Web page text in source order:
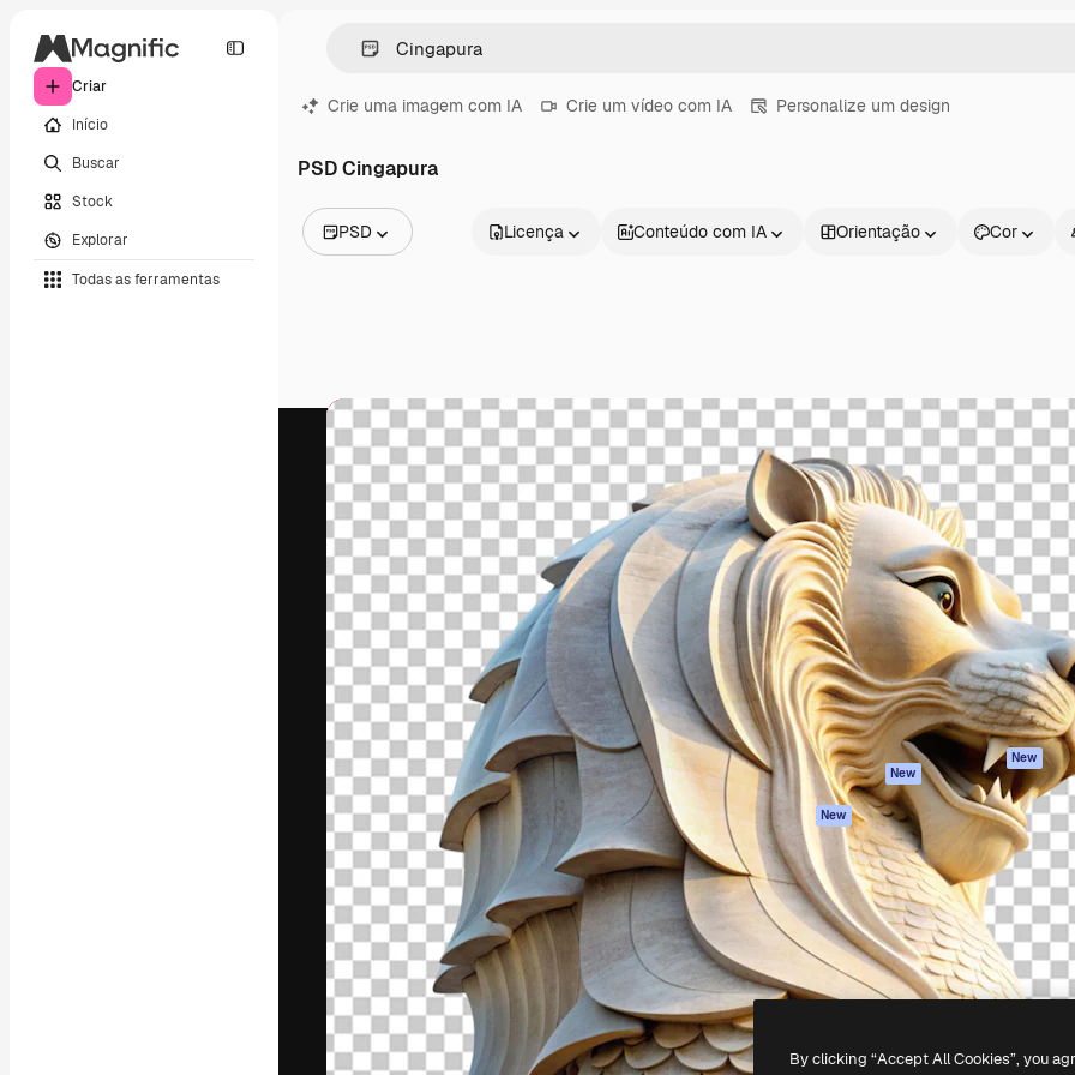
Criar
Início
Buscar
Stock
Explorar
Todas as ferramentas
Crie uma imagem com IA Crie um vídeo com IA Personalize um design
PSD Cingapura
PSD
Vídeos
Clipes de vídeo
Animações
Modelos de vídeos
Ícones
Modelos 3D
Licença Conteúdo com IA Orientação Cor
A plataforma criativa para você direcionar
seu melhor trabalho. Mais de 1 milhão de
assinantes entre criativos, empresas,
agências e estúdios.
Português
Produtos
Spaces
Assistente de IA
Gerador de
imagens
Gerador de vídeos
Texto para voz
Conteúdo de stock
MCP para
Claude/ChatGPT
New
Agentes New
API
App móvel
Todas as
ferramentas
Começar
Academy
Documentação
Atendimento
Termos e
condições
Política de
privacidade
Originais New
Política de cookies
Central de
confiabilidade
Afiliados
Empresas
Copyright © 2010- 2026Freepik Company S.L.U. Todos os direitos reservados.
By clicking “Accept All Cookies”, you